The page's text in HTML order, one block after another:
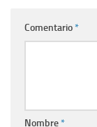
Comentario*
Nombre*